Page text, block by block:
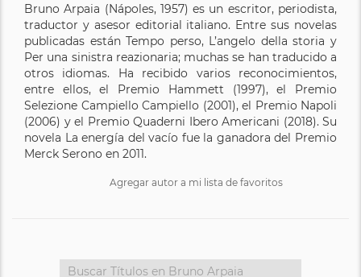
Bruno Arpaia (Nápoles, 1957) es un escritor, periodista,
traductor y asesor editorial italiano. Entre sus novelas
publicadas están Tempo perso, L’angelo della storia y
Per una sinistra reazionaria; muchas se han traducido a
otros idiomas. Ha recibido varios reconocimientos,
entre ellos, el Premio Hammett (1997), el Premio
Selezione Campiello Campiello (2001), el Premio Napoli
(2006) y el Premio Quaderni Ibero Americani (2018). Su
novela La energía del vacío fue la ganadora del Premio
Merck Serono en 2011.
Agregar autor a mi lista de favoritos